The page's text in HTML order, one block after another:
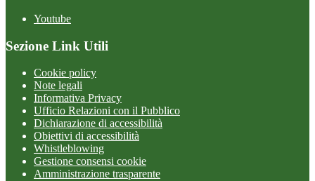
Youtube
Sezione Link Utili
Cookie policy
Note legali
Informativa Privacy
Ufficio Relazioni con il Pubblico
Dichiarazione di accessibilità
Obiettivi di accessibilità
Whistleblowing
Gestione consensi cookie
Amministrazione trasparente